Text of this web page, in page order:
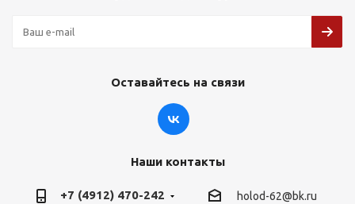
Оставайтесь на связи
Наши контакты
+7 (4912) 470-242
holod-62@bk.ru